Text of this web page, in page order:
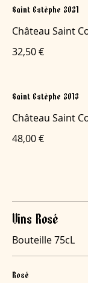
Saint Estèphe 2021
Château Saint
32,50 €
Saint Estèphe 2013
Château Saint
48,00 €
Vins Rosé
Bouteille 75cL
Rosé